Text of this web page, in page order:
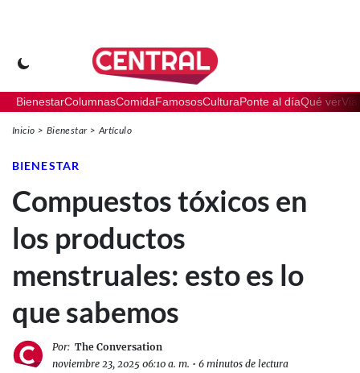
BienestarColumnasComidaFamososCulturaPonte al díaQué ver
Inicio Bienestar Artículo
BIENESTAR
Compuestos tóxicos en
los productos
menstruales: esto es lo
que sabemos
Por: The Conversation
noviembre 23, 2025 06:10 a. m. • 6 minutos de lectura